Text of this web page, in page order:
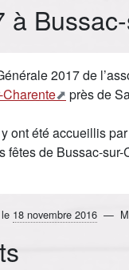
à
2017 de
près de
ont été accueillis
fêtes de Bussac-sur-
18 novembre 2016